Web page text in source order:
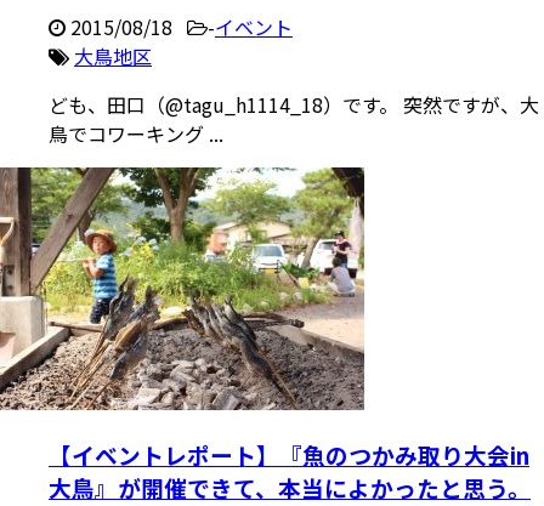
2015/08/18 -イベント
大鳥地区
ども、田口（@tagu_h1114_18）です。 突然ですが、大
鳥でコワーキング ...
【イベントレポート】『魚のつかみ取り大会in
大鳥』が開催できて、本当によかったと思う。